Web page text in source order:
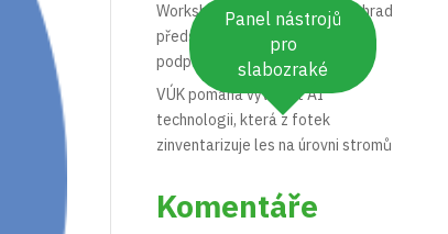
Panel nástrojů
pro
slabozraké
Workshop Opylovači našich zahrad
představil praktická opatření na
podporu hmyzu
VÚK pomáhá vyvinout AI
technologii, která z fotek
zinventarizuje les na úrovni stromů
Komentáře